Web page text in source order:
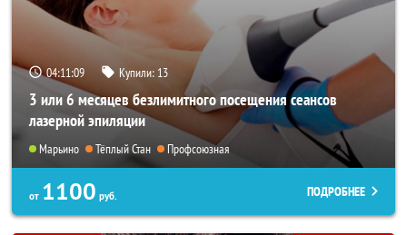
04:11:07 Купили: 13
3 или 6 месяцев безлимитного посещения сеансов
лазерной эпиляции
Марьино Тёплый Стан Профсоюзная
от 1100 руб. ПОДРОБНЕЕ